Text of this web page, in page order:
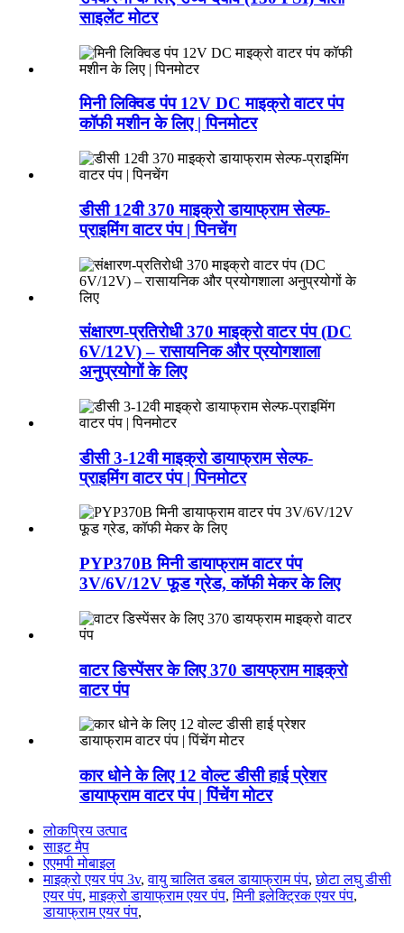
साइलेंट मोटर
मिनी लिक्विड पंप 12V DC माइक्रो वाटर पंप
कॉफी मशीन के लिए | पिनमोटर
डीसी 12वी 370 माइक्रो डायाफ्राम सेल्फ-
प्राइमिंग वाटर पंप | पिनचेंग
संक्षारण-प्रतिरोधी 370 माइक्रो वाटर पंप (DC
6V/12V) – रासायनिक और प्रयोगशाला
अनुप्रयोगों के लिए
डीसी 3-12वी माइक्रो डायाफ्राम सेल्फ-
प्राइमिंग वाटर पंप | पिनमोटर
PYP370B मिनी डायाफ्राम वाटर पंप
3V/6V/12V फूड ग्रेड, कॉफी मेकर के लिए
वाटर डिस्पेंसर के लिए 370 डायफ्राम माइक्रो
वाटर पंप
कार धोने के लिए 12 वोल्ट डीसी हाई प्रेशर
डायाफ्राम वाटर पंप | पिंचेंग मोटर
लोकप्रिय उत्पाद
साइट मैप
एएमपी मोबाइल
माइक्रो एयर पंप 3v,वायु चालित डबल डायाफ्राम पंप,छोटा लघु डीसी
एयर पंप,माइक्रो डायाफ्राम एयर पंप,मिनी इलेक्ट्रिक एयर पंप,
डायाफ्राम एयर पंप,